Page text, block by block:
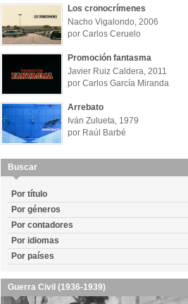
Los cronocrímenes
Nacho Vigalondo, 2006
por Carlos Ceruelo
Promoción fantasma
Javier Ruiz Caldera, 2011
por Carlos García Miranda
Arrebato
Iván Zulueta, 1979
por Raúl Barbé
Buscar
Por título
Por géneros
Por contadores
Por idiomas
Por países
Guerra Civil (1936-1939)